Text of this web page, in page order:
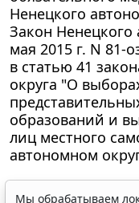
Ненецкого
Закон Ненецкого
мая 2015 г. N 81-
в статью 41
округа "О
образований и
лиц местного
автономном
Мы обрабатываем